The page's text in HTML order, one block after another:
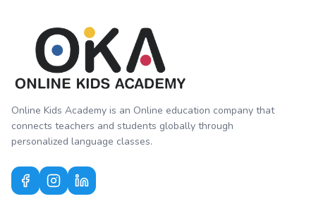
Online Kids Academy is an Online education company that
connects teachers and students globally through
personalized language classes.